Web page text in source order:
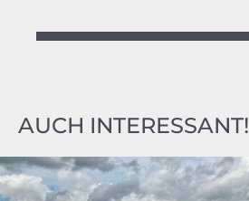
AUCH INTERESSANT!